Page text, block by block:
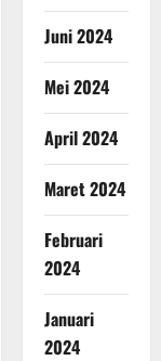
Juni 2024
Mei 2024
April 2024
Maret 2024
Februari
2024
Januari
2024